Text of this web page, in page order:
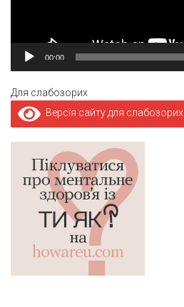
00:00
Для слабозорих
Версія сайту для слабозорих